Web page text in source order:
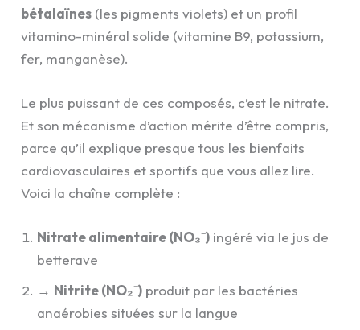
bétalaïnes (les pigments violets) et un profil
vitamino-minéral solide (vitamine B9, potassium,
fer, manganèse).
Le plus puissant de ces composés, c’est le nitrate.
Et son mécanisme d’action mérite d’être compris,
parce qu’il explique presque tous les bienfaits
cardiovasculaires et sportifs que vous allez lire.
Voici la chaîne complète :
Nitrate alimentaire (NO₃⁻) ingéré via le jus de
betterave
→ Nitrite (NO₂⁻) produit par les bactéries
anaérobies situées sur la langue